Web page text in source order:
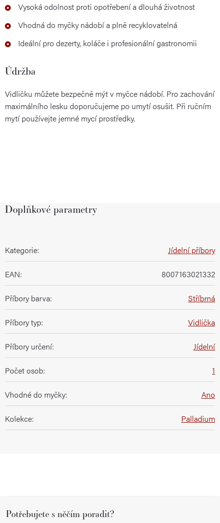
Vysoká odolnost proti opotřebení a dlouhá životnost
Vhodná do myčky nádobí a plně recyklovatelná
Ideální pro dezerty, koláče i profesionální gastronomii
Údržba
Vidličku můžete bezpečně mýt v myčce nádobí. Pro zachování
maximálního lesku doporučujeme po umytí osušit. Při ručním
mytí používejte jemné mycí prostředky.
Doplňkové parametry
Kategorie: Jídelní příbory
EAN: 8007163021332
Příbory barva: Stříbrná
Příbory typ: Vidlička
Příbory určení: Jídelní
Počet osob: 1
Vhodné do myčky: Ano
Kolekce: Palladium
Potřebujete s něčím poradit?